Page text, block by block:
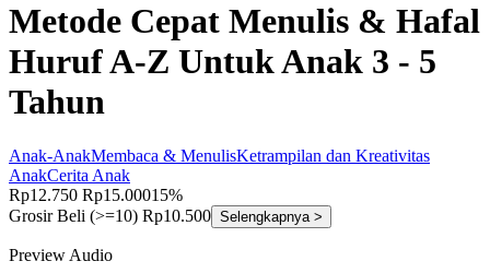
Metode Cepat Menulis & Hafal
Huruf A-Z Untuk Anak 3 - 5
Tahun
Anak-AnakMembaca & MenulisKetrampilan dan Kreativitas
AnakCerita Anak
Rp12.750 Rp15.00015%
GrosirBeli (>=10) Rp10.500 Selengkapnya >
Preview Audio